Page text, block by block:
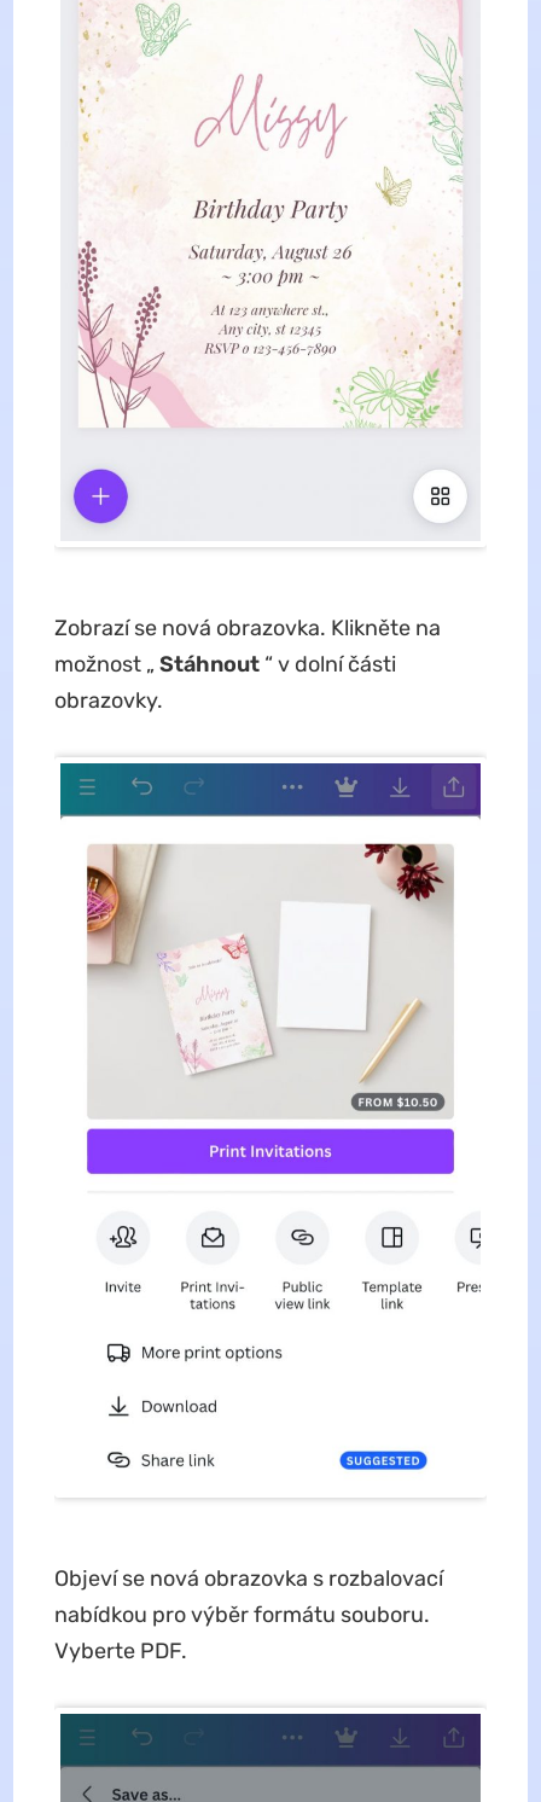
Zobrazí se nová obrazovka. Klikněte na
možnost „ Stáhnout“ v dolní části
obrazovky.
Objeví se nová obrazovka s rozbalovací
nabídkou pro výběr formátu souboru.
Vyberte PDF.